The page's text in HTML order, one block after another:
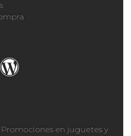
Promociones en juguetes y